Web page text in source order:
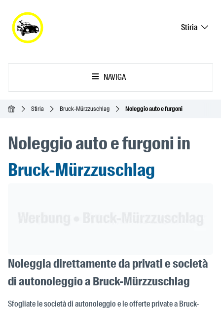
Stiria
NAVIGA
Home Stiria Bruck-Mürzzuschlag Noleggio auto e furgoni
Noleggio auto e furgoni in
Bruck-Mürzzuschlag
Noleggia direttamente da privati e società
di autonoleggio a Bruck-Mürzzuschlag
Sfogliate le società di autonoleggio e le offerte private a Bruck-